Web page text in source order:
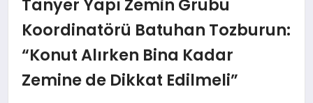
SEYAHAT
TEKNOLOJI
YAŞAM
Tanyer Yapı Zemin Grubu
Koordinatörü Batuhan Tozburun:
“Konut Alırken Bina Kadar
Zemine de Dikkat Edilmeli”